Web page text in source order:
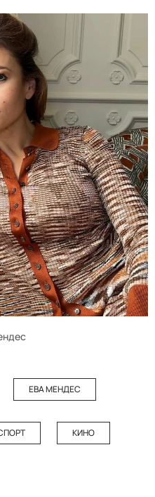
ЕВА МЕНДЕС
КИНО